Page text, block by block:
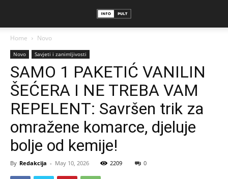
Home Novo
Novo Savjeti i zanimljivosti
SAMO 1 PAKETIĆ VANILIN
ŠEĆERA I NE TREBA VAM
REPELENT: Savršen trik za
omražene komarce, djeluje
bolje od kemije!
By Redakcija - May 10, 2026 2209 0